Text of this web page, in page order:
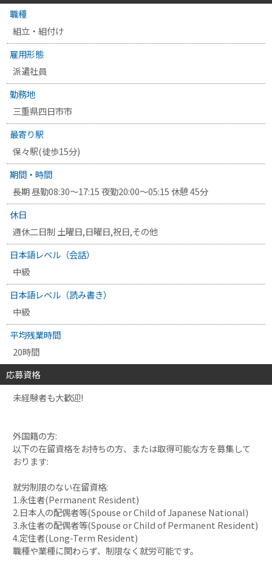
職種
組立・組付け
雇用形態
派遣社員
勤務地
三重県四日市市
最寄り駅
保々駅(徒歩15分)
期間・時間
長期 昼勤08:30～17:15 夜勤20:00～05:15 休憩 45分
休日
週休二日制 土曜日,日曜日,祝日,その他
日本語レベル（会話）
中級
日本語レベル（読み書き）
中級
平均残業時間
20時間
応募資格
未経験者も大歓迎!
外国籍の方:
以下の在留資格をお持ちの方、または取得可能な方を募集して
おります:
就労制限のない在留資格:
1.永住者(Permanent Resident)
2.日本人の配偶者等(Spouse or Child of Japanese National)
3.永住者の配偶者等(Spouse or Child of Permanent Resident)
4.定住者(Long-Term Resident)
職種や業種に関わらず、制限なく就労可能です。